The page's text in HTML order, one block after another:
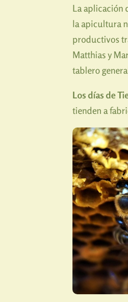
La aplicación
la apicultura
productivos
Matthias y
tablero
Los días de
tienden a